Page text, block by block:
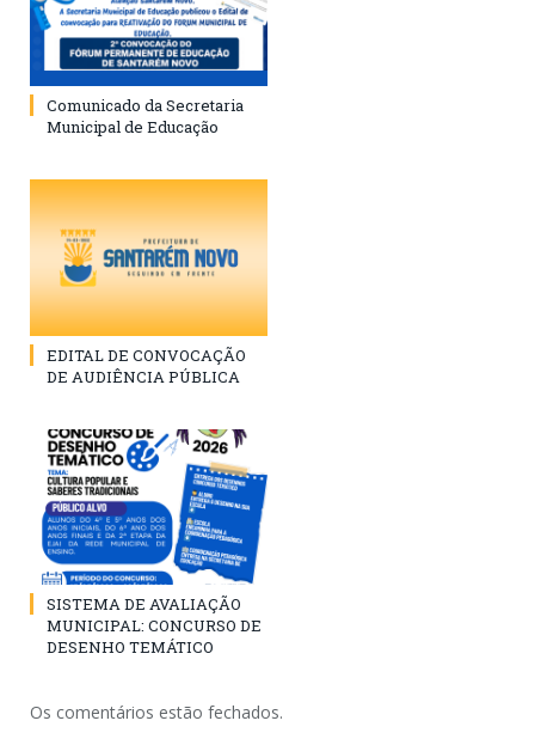
Comunicado da Secretaria
Municipal de Educação
EDITAL DE CONVOCAÇÃO
DE AUDIÊNCIA PÚBLICA
SISTEMA DE AVALIAÇÃO
MUNICIPAL: CONCURSO DE
DESENHO TEMÁTICO
Os comentários estão fechados.